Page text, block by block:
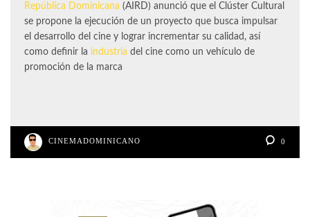
República Dominicana (AIRD) anunció que el Clúster Cultural
se propone la ejecución de un proyecto que busca impulsar
el desarrollo del cine y lograr incrementar su calidad, así
como definir la industria del cine como un vehículo de
promoción de la marca
CINEMADOMINICANO 0